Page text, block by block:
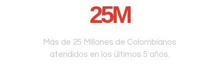
25M
Más de 25 Millones de Colombianos
atendidos en los últimos 5 años.